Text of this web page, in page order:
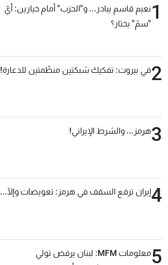
1نعيم قاسم يبادر... و"الحزب" أمام خيارين: أيّ
"سمّ" يختار؟
2في بيروت: تفكيك شبكتين منظّمتين للدعارة!
3هرمز... والشرط الإيراني!
4إيران ترفع السقف في هرمز: تعويضات وإلّا...
5
معلومات MFM: لبنان يرفض تولي